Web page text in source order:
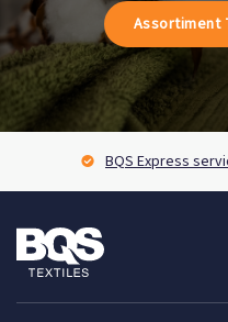
Assortiment
BQS Express